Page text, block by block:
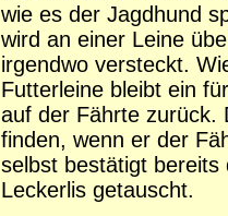
wie es der Jagdhund
wird an einer Leine
irgendwo versteckt.
Futterleine bleibt ein
auf der Fährte zurück.
finden, wenn er der
selbst bestätigt bereits
Leckerlis getauscht.